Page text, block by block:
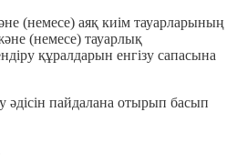
(немесе) аяқ киім тауарларының
(немесе) тауарлық
құралдарын енгізу сапасына
әдісін пайдалана отырып басып